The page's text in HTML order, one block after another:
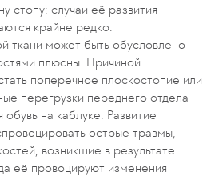
стопу: случаи её развития
крайне редко.
ткани может быть обусловлено
плюсны. Причиной
поперечное плоскостопие или
перегрузки переднего отдела
на каблуке. Развитие
острые травмы,
возникшие в результате
её провоцируют изменения